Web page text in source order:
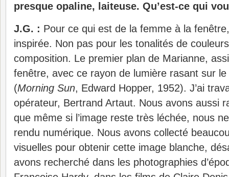
presque opaline, laiteuse. Qu’est-ce qui
J.G. : Pour ce qui est de la femme à la
inspirée. Non pas pour les tonalités de
composition. Le premier plan de Marianne,
fenêtre, avec ce rayon de lumière rasant sur
(Morning Sun, Edward Hopper, 1952). J’ai
opérateur, Bertrand Artaut. Nous avons aussi
que même si l’image reste très léchée, nous
rendu numérique. Nous avons collecté
visuelles pour obtenir cette image blanche,
avons recherché dans les photographies